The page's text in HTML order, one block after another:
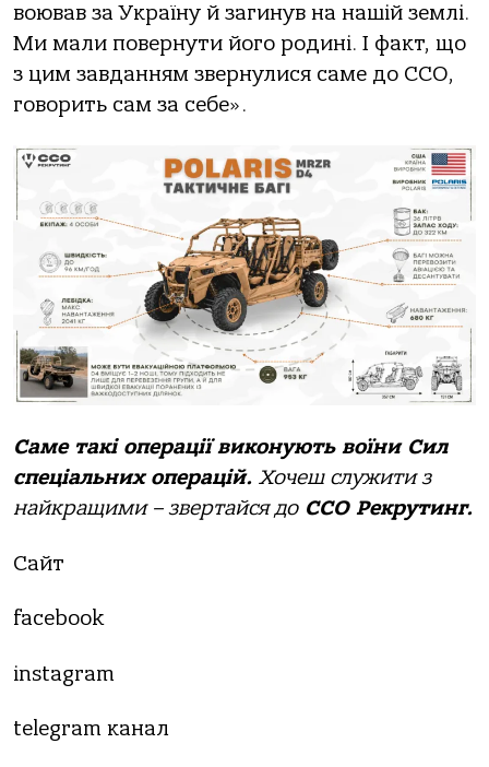
воював за Україну й загинув на нашій землі.
Ми мали повернути його родині. І факт, що
з цим завданням звернулися саме до ССО,
говорить сам за себе».
Саме такі операції виконують воїни Сил
спеціальних операцій. Хочеш служити з
найкращими – звертайся доССО Рекрутинг.
Сайт
facebook
instagram
telegram канал